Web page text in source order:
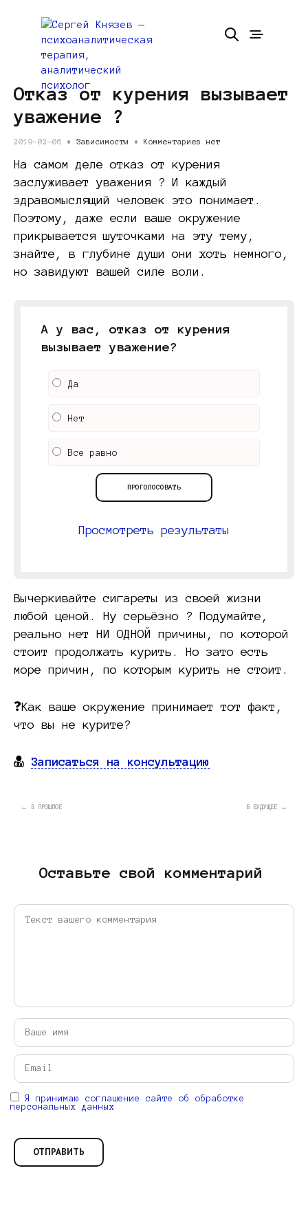
Отказ от курения вызывает
уважение ?
2019-02-06 • Зависимости • Комментариев нет
На самом деле отказ от курения
заслуживает уважения ? И каждый
здравомыслящий человек это понимает.
Поэтому, даже если ваше окружение
прикрывается шуточками на эту тему,
знайте, в глубине души они хоть немного,
но завидуют вашей силе воли.
А у вас, отказ от курения
вызывает уважение?
Да
Нет
Все равно
Просмотреть результаты
Вычеркивайте сигареты из своей жизни
любой ценой. Ну серьёзно ? Подумайте,
реально нет НИ ОДНОЙ причины, по которой
стоит продолжать курить. Но зато есть
море причин, по которым курить не стоит.
❓Как ваше окружение принимает тот факт,
что вы не курите?
Записаться на консультацию
← В ПРОШЛОЕ В БУДУЩЕЕ →
Оставьте свой комментарий
Я принимаю соглашение сайте об обработке
персональных данных